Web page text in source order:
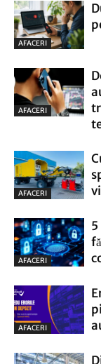
AFACERI
AFACERI
AFACERI
AFACERI
AFACERI